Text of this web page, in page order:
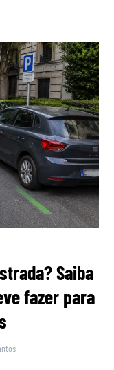
Saiba
fazer para